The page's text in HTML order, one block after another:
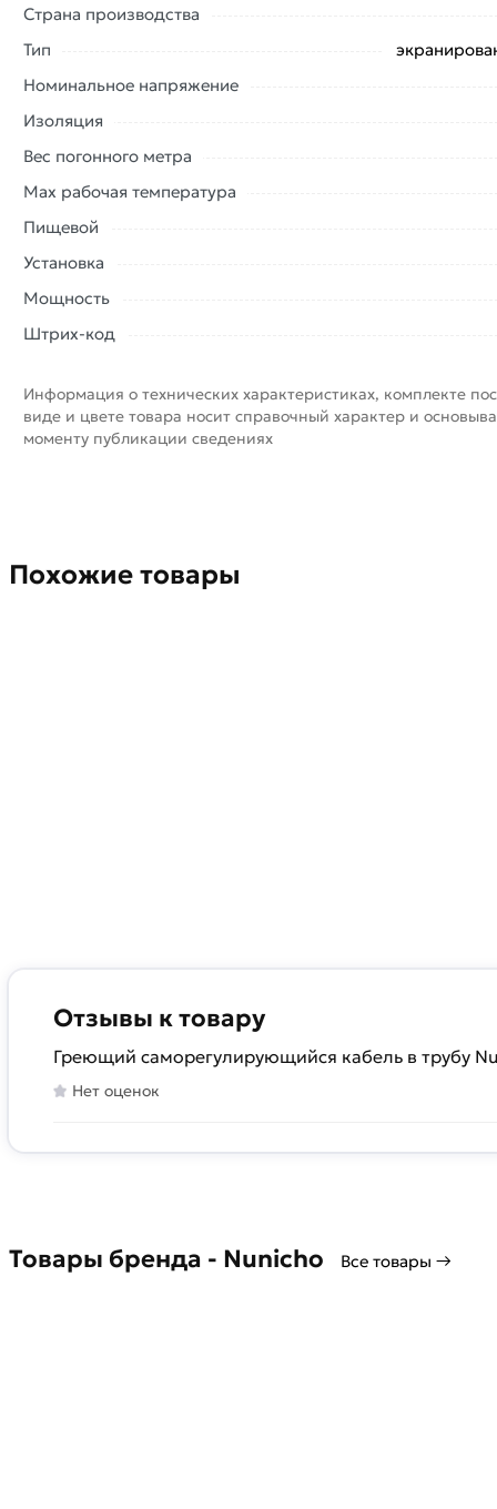
Страна производства
Тип
Номинальное напряжение
Изоляция
Вес погонного метра
Max рабочая температура
Пищевой
Установка
Мощность
Штрих-код
Информация о технических характеристиках, комплекте
виде и цвете товара носит справочный характер и
моменту публикации сведениях
Похожие товары
Отзывы к товару
Греющий саморегулирующийся кабель в трубу
Нет оценок
Товары бренда - Nunicho Все товары →